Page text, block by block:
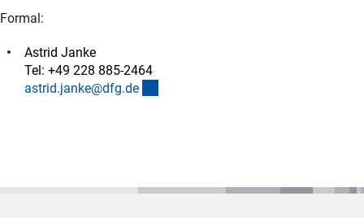
Formal:
Astrid Janke
Tel: +49 228 885-2464
astrid.janke@dfg.de